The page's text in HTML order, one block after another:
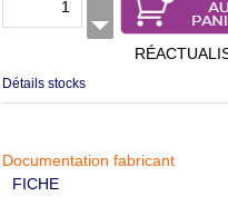
Détails stocks
Documentation fabricant
FICHE